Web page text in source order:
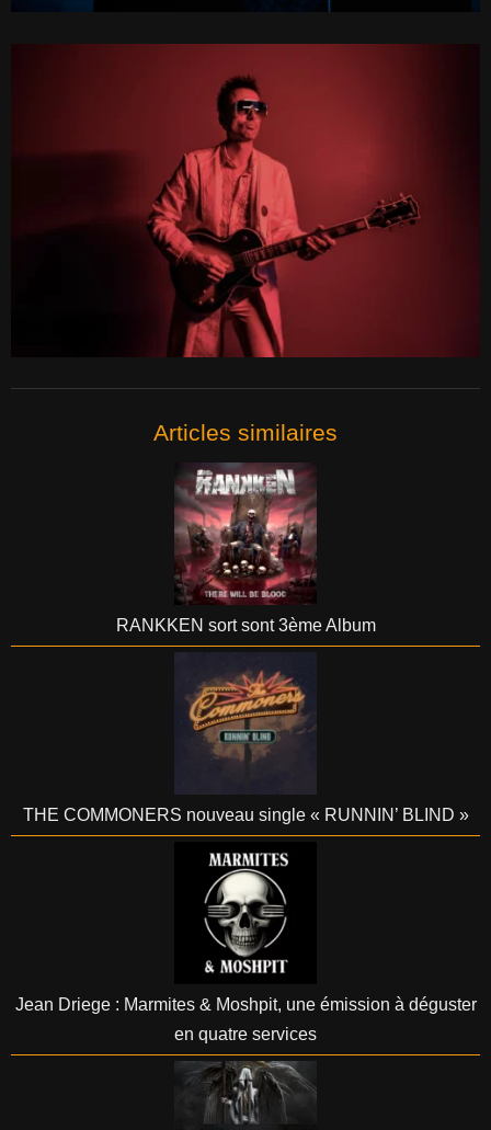
Articles similaires
RANKKEN sort sont 3ème Album
THE COMMONERS nouveau single « RUNNIN’ BLIND »
Jean Driege : Marmites & Moshpit, une émission à déguster
en quatre services